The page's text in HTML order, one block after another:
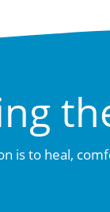
is to heal,